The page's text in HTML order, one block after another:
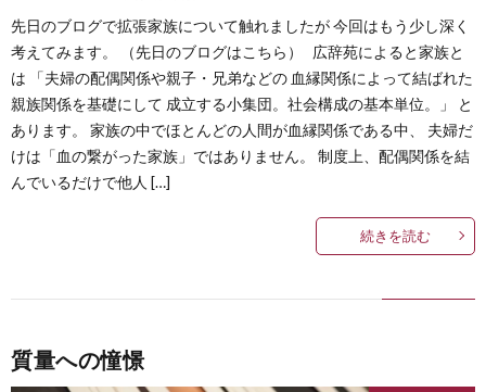
先日のブログで拡張家族について触れましたが 今回はもう少し深く
考えてみます。 （先日のブログはこちら） 広辞苑によると家族と
は 「夫婦の配偶関係や親子・兄弟などの 血縁関係によって結ばれた
親族関係を基礎にして 成立する小集団。社会構成の基本単位。」 と
あります。 家族の中でほとんどの人間が血縁関係である中、 夫婦だ
けは「血の繋がった家族」ではありません。 制度上、配偶関係を結
んでいるだけで他人 […]
続きを読む
質量への憧憬